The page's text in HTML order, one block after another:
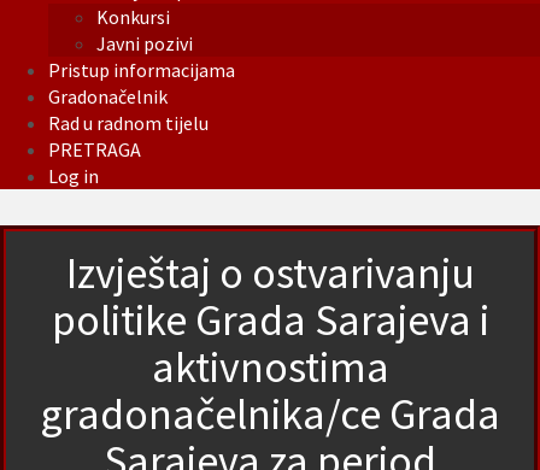
Konkursi
Javni pozivi
Pristup informacijama
Gradonačelnik
Rad u radnom tijelu
PRETRAGA
Log in
Izvještaj o ostvarivanju
politike Grada Sarajeva i
aktivnostima
gradonačelnika/ce Grada